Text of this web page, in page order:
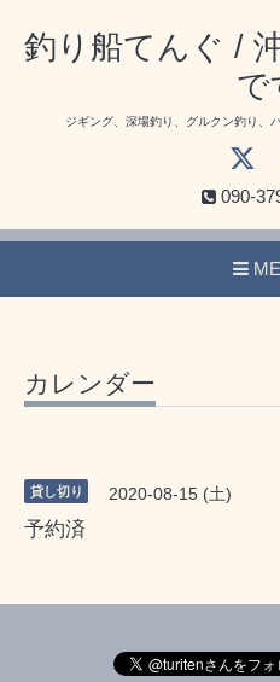
釣り船てんぐ /
で
ジギング、深場釣り、グルクン釣り、
090-
カレンダー
貸し切り 2020-08-15 (土)
予約済